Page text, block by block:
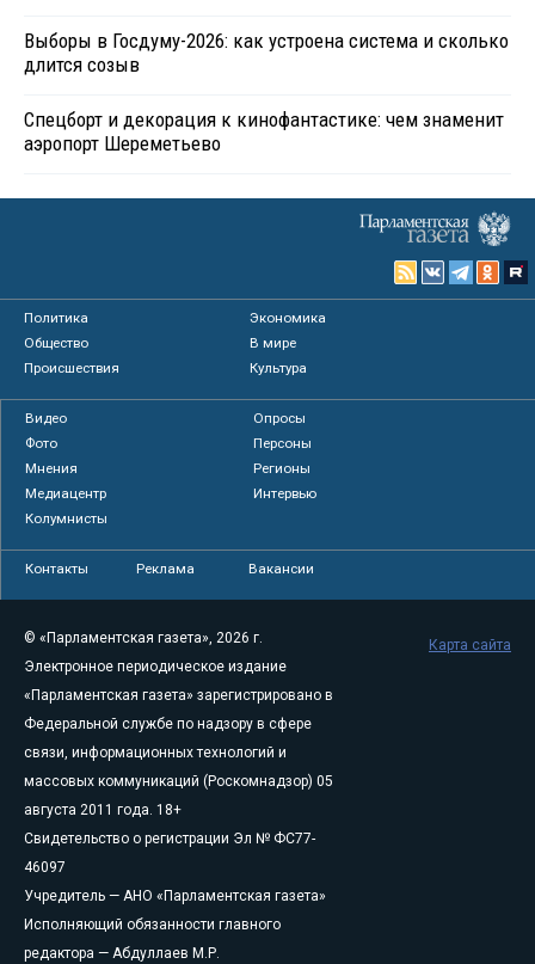
Выборы в Госдуму-2026: как устроена система и сколько
длится созыв
Спецборт и декорация к кинофантастике: чем знаменит
аэропорт Шереметьево
Политика
Экономика
Общество
В мире
Происшествия
Культура
Видео
Опросы
Фото
Персоны
Мнения
Регионы
Медиацентр
Интервью
Колумнисты
Контакты Реклама Вакансии
© «Парламентская газета», 2026 г.
Электронное периодическое издание
«Парламентская газета» зарегистрировано в
Федеральной службе по надзору в сфере
связи, информационных технологий и
массовых коммуникаций (Роскомнадзор) 05
августа 2011 года. 18+
Свидетельство о регистрации Эл № ФС77-
46097
Учредитель — АНО «Парламентская газета»
Исполняющий обязанности главного
редактора — Абдуллаев М.Р.
Карта сайта